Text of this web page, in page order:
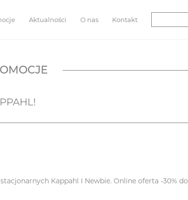
Aktualności O nas Kontakt
Kappahl I Newbie. Online oferta -30%